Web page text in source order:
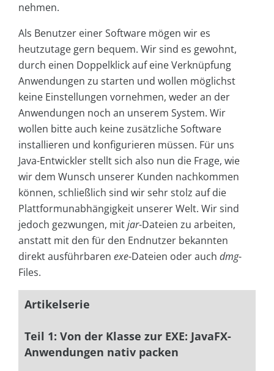
nehmen.
Als Benutzer einer Software mögen wir es
heutzutage gern bequem. Wir sind es gewohnt,
durch einen Doppelklick auf eine Verknüpfung
Anwendungen zu starten und wollen möglichst
keine Einstellungen vornehmen, weder an der
Anwendungen noch an unserem System. Wir
wollen bitte auch keine zusätzliche Software
installieren und konfigurieren müssen. Für uns
Java-Entwickler stellt sich also nun die Frage, wie
wir dem Wunsch unserer Kunden nachkommen
können, schließlich sind wir sehr stolz auf die
Plattformunabhängigkeit unserer Welt. Wir sind
jedoch gezwungen, mitjar-Dateien zu arbeiten,
anstatt mit den für den Endnutzer bekannten
direkt ausführbaren exe-Dateien oder auch dmg-
Files.
Artikelserie
Teil 1: Von der Klasse zur EXE: JavaFX-
Anwendungen nativ packen